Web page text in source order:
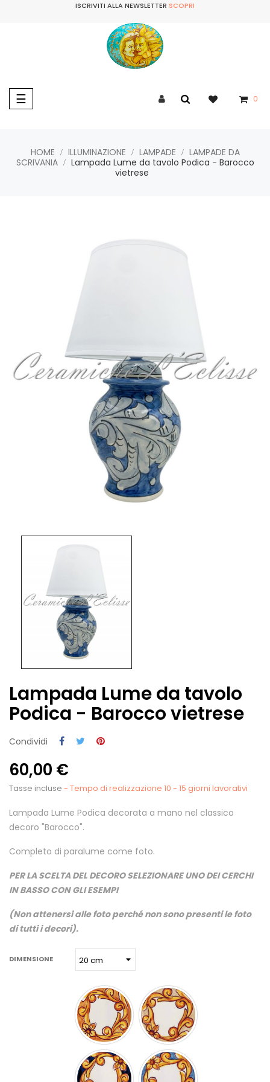
ISCRIVITI ALLA NEWSLETTER SCOPRI
navigazione
Toggle
☰ 0
HOME ILLUMINAZIONE LAMPADE
LAMPADE DA
SCRIVANIA
Lampada Lume da tavolo Podica - Barocco
vietrese
Lampada Lume da tavolo
Podica - Barocco vietrese
Condividi
60,00 €
Tasse incluse - Tempo di realizzazione 10 - 15 giorni lavorativi
Lampada Lume Podica decorata a mano nel classico
decoro "Barocco".
Completo di paralume come foto.
PER LA SCELTA DEL DECORO SELEZIONARE UNO DEI CERCHI
IN BASSO CON GLI ESEMPI
(Non attenersi alle foto perché non sono presenti le foto
di tutti i decori).
DIMENSIONE